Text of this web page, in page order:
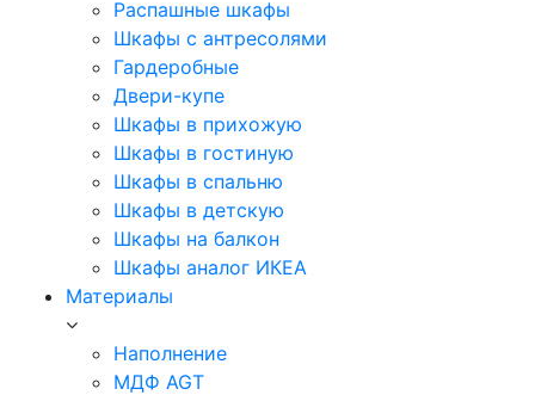
Распашные шкафы
Шкафы с антресолями
Гардеробные
Двери-купе
Шкафы в прихожую
Шкафы в гостиную
Шкафы в спальню
Шкафы в детскую
Шкафы на балкон
Шкафы аналог ИКЕА
Материалы
Наполнение
МДФ AGT